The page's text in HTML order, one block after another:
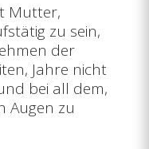
Mutter,
zu sein,
der
Jahre nicht
bei all dem,
Augen zu